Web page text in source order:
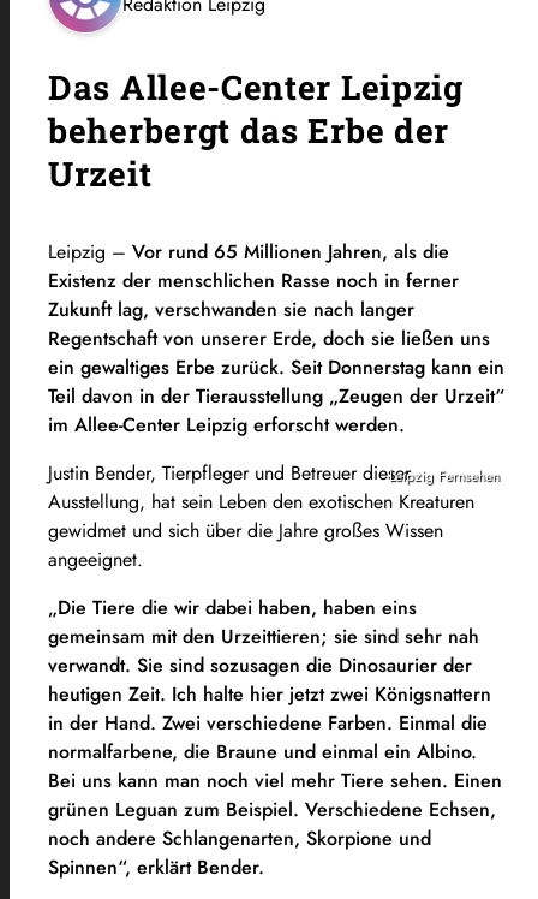
Das Allee-Center Leipzig
beherbergt das Erbe der
Urzeit
Leipzig – Vor rund 65 Millionen Jahren, als die
Existenz der menschlichen Rasse noch in ferner
Zukunft lag, verschwanden sie nach langer
Regentschaft von unserer Erde, doch sie ließen uns
ein gewaltiges Erbe zurück. Seit Donnerstag kann ein
Teil davon in der Tierausstellung „Zeugen der Urzeit“
im Allee-Center Leipzig erforscht werden.
Leipzig Fernsehen
Justin Bender, Tierpfleger und Betreuer dieser
Ausstellung, hat sein Leben den exotischen Kreaturen
gewidmet und sich über die Jahre großes Wissen
angeeignet.
„Die Tiere die wir dabei haben, haben eins
gemeinsam mit den Urzeittieren; sie sind sehr nah
verwandt. Sie sind sozusagen die Dinosaurier der
heutigen Zeit. Ich halte hier jetzt zwei Königsnattern
in der Hand. Zwei verschiedene Farben. Einmal die
normalfarbene, die Braune und einmal ein Albino.
Bei uns kann man noch viel mehr Tiere sehen. Einen
grünen Leguan zum Beispiel. Verschiedene Echsen,
noch andere Schlangenarten, Skorpione und
Spinnen“, erklärt Bender.